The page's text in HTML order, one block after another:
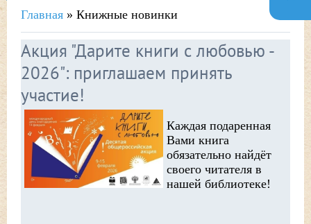
Главная » Книжные новинки
Акция "Дарите книги с любовью -
2026": приглашаем принять
участие!
Каждая подаренная
Вами книга
обязательно найдёт
своего читателя в
нашей библиотеке!